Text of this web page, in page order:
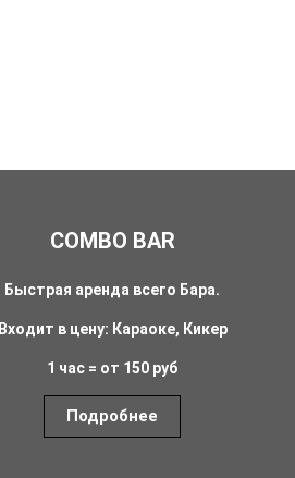
COMBO BAR
Быстрая аренда всего Бара.
Входит в цену: Караоке, Кикер
1 час = от 150 руб
Подробнее